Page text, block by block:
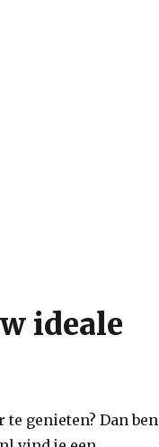
ideale
genieten? Dan ben